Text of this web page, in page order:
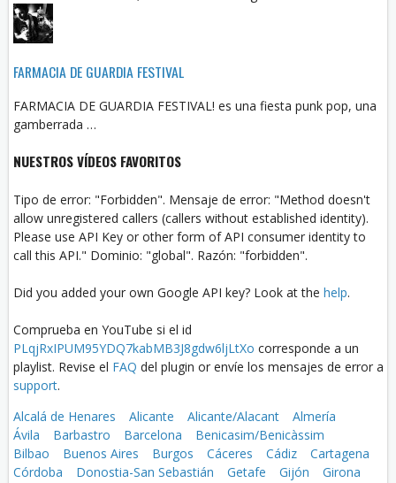
FARMACIA DE GUARDIA FESTIVAL
FARMACIA DE GUARDIA FESTIVAL! es una fiesta punk pop, una
gamberrada …
NUESTROS VÍDEOS FAVORITOS
Tipo de error: "Forbidden". Mensaje de error: "Method doesn't
allow unregistered callers (callers without established identity).
Please use API Key or other form of API consumer identity to
call this API." Dominio: "global". Razón: "forbidden".
Did you added your own Google API key? Look at the help.
Comprueba en YouTube si el id
PLqjRxIPUM95YDQ7kabMB3J8gdw6ljLtXo corresponde a un
playlist. Revise el FAQ del plugin or envíe los mensajes de error a
support.
Alcalá de Henares
Alicante Alicante/Alacant
Almería
Ávila
Barbastro Barcelona
Benicasim/Benicàssim
Bilbao
Buenos Aires Burgos Cáceres Cádiz
Cartagena
Córdoba
Donostia-San Sebastián Getafe Gijón
Girona